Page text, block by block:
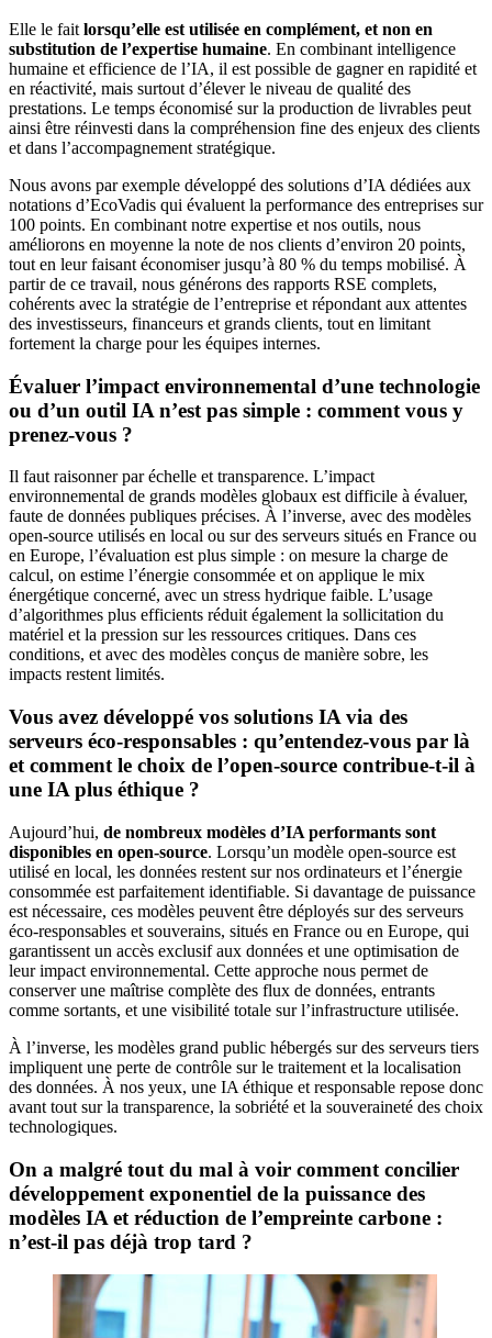
Elle le fait lorsqu’elle est utilisée en complément, et non en
substitution de l’expertise humaine. En combinant intelligence
humaine et efficience de l’IA, il est possible de gagner en rapidité et
en réactivité, mais surtout d’élever le niveau de qualité des
prestations. Le temps économisé sur la production de livrables peut
ainsi être réinvesti dans la compréhension fine des enjeux des clients
et dans l’accompagnement stratégique.
Nous avons par exemple développé des solutions d’IA dédiées aux
notations d’EcoVadis qui évaluent la performance des entreprises sur
100 points. En combinant notre expertise et nos outils, nous
améliorons en moyenne la note de nos clients d’environ 20 points,
tout en leur faisant économiser jusqu’à 80 % du temps mobilisé. À
partir de ce travail, nous générons des rapports RSE complets,
cohérents avec la stratégie de l’entreprise et répondant aux attentes
des investisseurs, financeurs et grands clients, tout en limitant
fortement la charge pour les équipes internes.
Évaluer l’impact environnemental d’une technologie
ou d’un outil IA n’est pas simple : comment vous y
prenez-vous ?
Il faut raisonner par échelle et transparence. L’impact
environnemental de grands modèles globaux est difficile à évaluer,
faute de données publiques précises. À l’inverse, avec des modèles
open-source utilisés en local ou sur des serveurs situés en France ou
en Europe, l’évaluation est plus simple : on mesure la charge de
calcul, on estime l’énergie consommée et on applique le mix
énergétique concerné, avec un stress hydrique faible. L’usage
d’algorithmes plus efficients réduit également la sollicitation du
matériel et la pression sur les ressources critiques. Dans ces
conditions, et avec des modèles conçus de manière sobre, les
impacts restent limités.
Vous avez développé vos solutions IA via des
serveurs éco-responsables : qu’entendez-vous par là
et comment le choix de l’open-source contribue-t-il à
une IA plus éthique ?
Aujourd’hui, de nombreux modèles d’IA performants sont
disponibles en open-source. Lorsqu’un modèle open-source est
utilisé en local, les données restent sur nos ordinateurs et l’énergie
consommée est parfaitement identifiable. Si davantage de puissance
est nécessaire, ces modèles peuvent être déployés sur des serveurs
éco-responsables et souverains, situés en France ou en Europe, qui
garantissent un accès exclusif aux données et une optimisation de
leur impact environnemental. Cette approche nous permet de
conserver une maîtrise complète des flux de données, entrants
comme sortants, et une visibilité totale sur l’infrastructure utilisée.
À l’inverse, les modèles grand public hébergés sur des serveurs tiers
impliquent une perte de contrôle sur le traitement et la localisation
des données. À nos yeux, une IA éthique et responsable repose donc
avant tout sur la transparence, la sobriété et la souveraineté des choix
technologiques.
On a malgré tout du mal à voir comment concilier
développement exponentiel de la puissance des
modèles IA et réduction de l’empreinte carbone :
n’est-il pas déjà trop tard ?